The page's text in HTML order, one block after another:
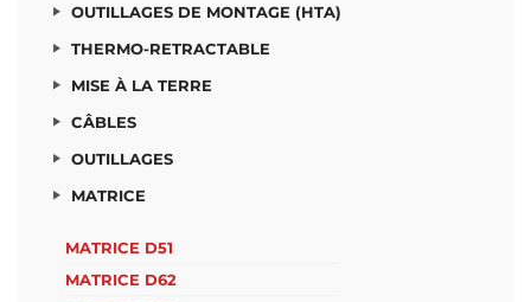
OUTILLAGES DE MONTAGE (HTA)
THERMO-RETRACTABLE
MISE À LA TERRE
CÂBLES
OUTILLAGES
MATRICE
MATRICE D51
MATRICE D62